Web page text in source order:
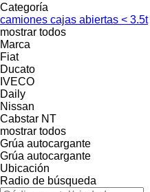
Categoría
camiones cajas abiertas < 3.5t
mostrar todos
Marca
Fiat
Ducato
IVECO
Daily
Nissan
Cabstar NT
mostrar todos
Grúa autocargante
Grúa autocargante
Ubicación
Radio de búsqueda